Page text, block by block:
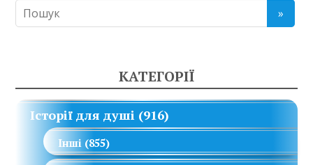
КАТЕГОРІЇ
Історії для душі (916)
Інші (855)